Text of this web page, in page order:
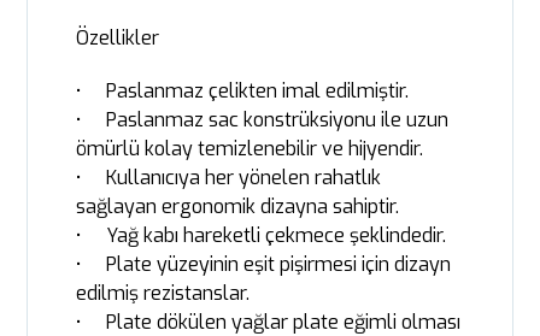
Özellikler
• Paslanmaz çelikten imal edilmiştir.
• Paslanmaz sac konstrüksiyonu ile uzun
ömürlü kolay temizlenebilir ve hijyendir.
• Kullanıcıya her yönelen rahatlık
sağlayan ergonomik dizayna sahiptir.
• Yağ kabı hareketli çekmece şeklindedir.
• Plate yüzeyinin eşit pişirmesi için dizayn
edilmiş rezistanslar.
• Plate dökülen yağlar plate eğimli olması